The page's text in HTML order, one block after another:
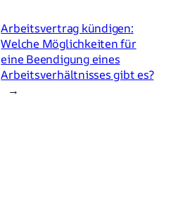
Arbeitsvertrag kündigen:
Welche Möglichkeiten für
eine Beendigung eines
Arbeitsverhältnisses gibt es?
→